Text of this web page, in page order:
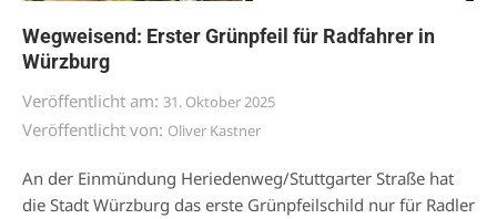
Wegweisend: Erster Grünpfeil für Radfahrer in
Würzburg
Veröffentlicht am: 31. Oktober 2025
Veröffentlicht von: Oliver Kastner
An der Einmündung Heriedenweg/Stuttgarter Straße hat
die Stadt Würzburg das erste Grünpfeilschild nur für Radler